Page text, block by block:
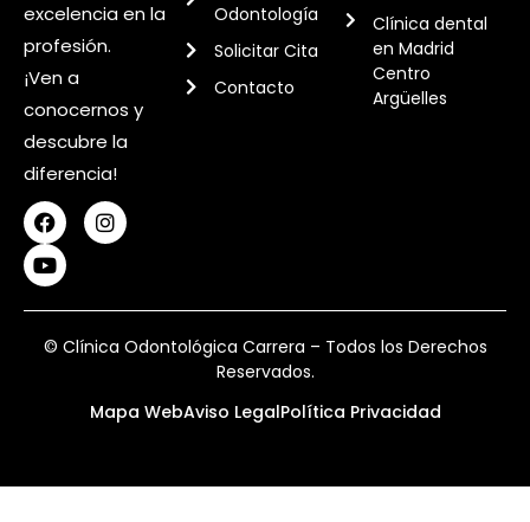
excelencia en la
profesión.
¡Ven a
conocernos y
descubre la
diferencia!
Odontología
Solicitar Cita
Contacto
Clínica dental
en Madrid
Centro
Argüelles
© Clínica Odontológica Carrera – Todos los Derechos
Reservados.
Mapa WebAviso LegalPolítica Privacidad